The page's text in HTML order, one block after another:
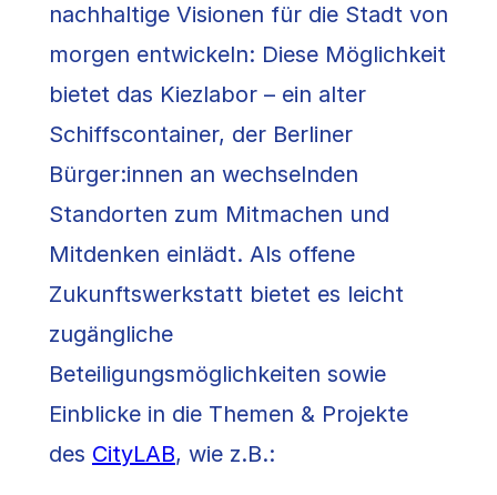
nachhaltige Visionen für die Stadt von
morgen entwickeln: Diese Möglichkeit
bietet das Kiezlabor – ein alter
Schiffscontainer, der Berliner
Bürger:innen an wechselnden
Standorten zum Mitmachen und
Mitdenken einlädt. Als offene
Zukunftswerkstatt bietet es leicht
zugängliche
Beteiligungsmöglichkeiten sowie
Einblicke in die Themen & Projekte
des CityLAB, wie z.B.: